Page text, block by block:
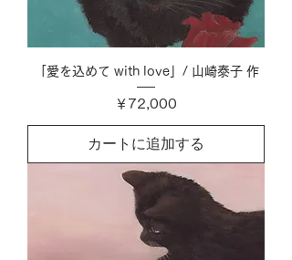
「愛を込めて with love」/ 山崎泰子 作
価格
￥72,000
カートに追加する